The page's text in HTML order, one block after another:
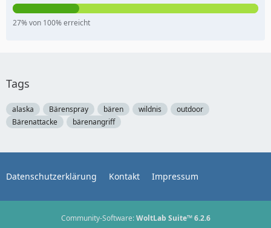
27% von 100% erreicht
Tags
alaska Bärenspray bären wildnis
outdoor
Bärenattacke
bärenangriff
Datenschutzerklärung Kontakt Impressum
Community-Software:WoltLab Suite™ 6.2.6